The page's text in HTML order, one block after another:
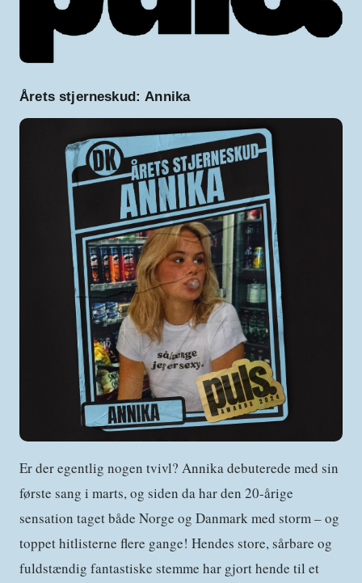
Årets stjerneskud:Annika
Er der egentlig nogen tvivl? Annika debuterede med sin
første sang i marts, og siden da har den 20-årige
sensation taget både Norge og Danmark med storm – og
toppet hitlisterne flere gange! Hendes store, sårbare og
fuldstændig fantastiske stemme har gjort hende til et